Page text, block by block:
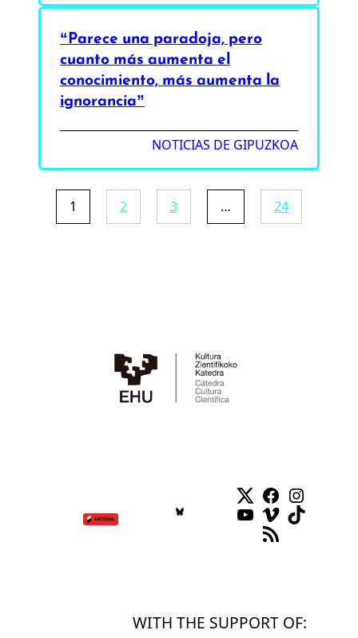
“Parece una paradoja, pero
cuanto más aumenta el
conocimiento, más aumenta la
ignorancia”
NOTICIAS DE GIPUZKOA
1 2 3 … 24
Twitter
Facebook
YouTube
VimeoTikTok
RSS Feed
WITH THE SUPPORT OF: